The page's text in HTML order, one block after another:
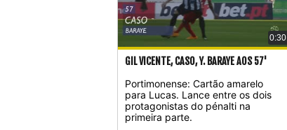
0:30
GIL VICENTE, CASO, Y. BARAYE AOS 57'
Portimonense: Cartão amarelo
para Lucas. Lance entre os dois
protagonistas do pénalti na
primeira parte.